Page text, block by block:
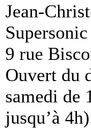
Jean-
9 rue
Ouvert du
samedi de
jusqu’à